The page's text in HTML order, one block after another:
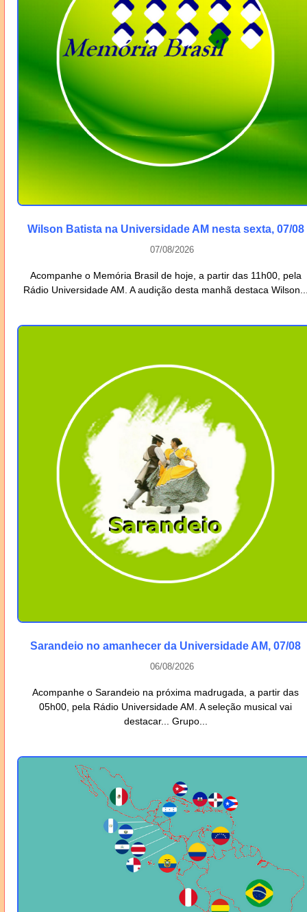
Wilson Batista na Universidade AM nesta sexta, 07/08
07/08/2026
Acompanhe o Memória Brasil de hoje, a partir das 11h00, pela
Rádio Universidade AM. A audição desta manhã destaca
Sarandeio no amanhecer da Universidade AM, 07/08
06/08/2026
Acompanhe o Sarandeio na próxima madrugada, a partir das
05h00, pela Rádio Universidade AM. A seleção musical vai
destacar... Grupo...